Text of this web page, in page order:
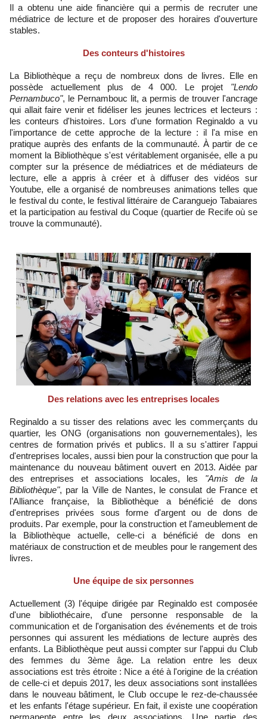
Il a obtenu une aide financière qui a permis de recruter une
médiatrice de lecture et de proposer des horaires d'ouverture
stables.
Des conteurs d'histoires
La Bibliothèque a reçu de nombreux dons de livres. Elle en
possède actuellement plus de 4 000. Le projet "Lendo
Pernambuco", le Pernambouc lit, a permis de trouver l'ancrage
qui allait faire venir et fidéliser les jeunes lectrices et lecteurs :
les conteurs d'histoires. Lors d'une formation Reginaldo a vu
l'importance de cette approche de la lecture : il l'a mise en
pratique auprès des enfants de la communauté. À partir de ce
moment la Bibliothèque s'est véritablement organisée, elle a pu
compter sur la présence de médiatrices et de médiateurs de
lecture, elle a appris à créer et à diffuser des vidéos sur
Youtube, elle a organisé de nombreuses animations telles que
le festival du conte, le festival littéraire de Caranguejo Tabaiares
et la participation au festival du Coque (quartier de Recife où se
trouve la communauté).
Des relations avec les entreprises locales
Reginaldo a su tisser des relations avec les commerçants du
quartier, les ONG (organisations non gouvernementales), les
centres de formation privés et publics. Il a su s'attirer l'appui
d'entreprises locales, aussi bien pour la construction que pour la
maintenance du nouveau bâtiment ouvert en 2013. Aidée par
des entreprises et associations locales, les "Amis de la
Bibliothèque", par la Ville de Nantes, le consulat de France et
l'Alliance française, la Bibliothèque a bénéficié de dons
d'entreprises privées sous forme d'argent ou de dons de
produits. Par exemple, pour la construction et l'ameublement de
la Bibliothèque actuelle, celle-ci a bénéficié de dons en
matériaux de construction et de meubles pour le rangement des
livres.
Une équipe de six personnes
Actuellement (3) l'équipe dirigée par Reginaldo est composée
d'une bibliothécaire, d'une personne responsable de la
communication et de l'organisation des événements et de trois
personnes qui assurent les médiations de lecture auprès des
enfants. La Bibliothèque peut aussi compter sur l'appui du Club
des femmes du 3ème âge. La relation entre les deux
associations est très étroite : Nice a été à l'origine de la création
de celle-ci et depuis 2017, les deux associations sont installées
dans le nouveau bâtiment, le Club occupe le rez-de-chaussée
et les enfants l'étage supérieur. En fait, il existe une coopération
permanente entre les deux associations. Une partie des